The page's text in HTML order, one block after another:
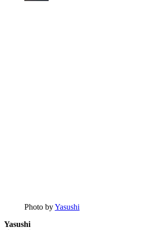
Photo byYasushi
Yasushi